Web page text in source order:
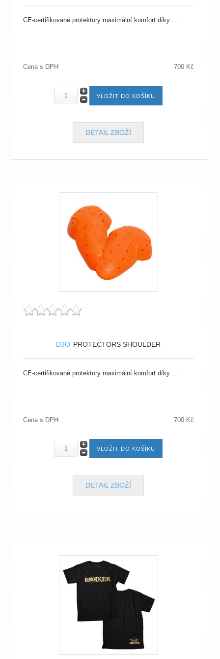
CE-certifikované protektory maximální komfort díky ...
Cena s DPH 700 Kč
DETAIL ZBOŽÍ
D3O PROTECTORS SHOULDER
CE-certifikované protektory maximální komfort díky ...
Cena s DPH 700 Kč
DETAIL ZBOŽÍ